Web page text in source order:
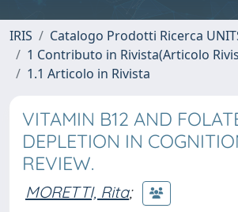
IRIS
Catalogo Prodotti Ricerca
1 Contributo in Rivista(Articolo
1.1 Articolo in Rivista
VITAMIN B12 AND
DEPLETION IN
REVIEW.
MORETTI, Rita;